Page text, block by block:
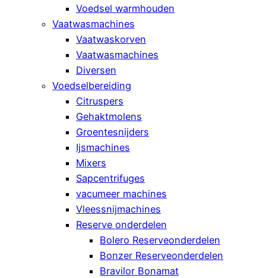
Voedsel warmhouden
Vaatwasmachines
Vaatwaskorven
Vaatwasmachines
Diversen
Voedselbereiding
Citruspers
Gehaktmolens
Groentesnijders
Ijsmachines
Mixers
Sapcentrifuges
vacumeer machines
Vleessnijmachines
Reserve onderdelen
Bolero Reserveonderdelen
Bonzer Reserveonderdelen
Bravilor Bonamat